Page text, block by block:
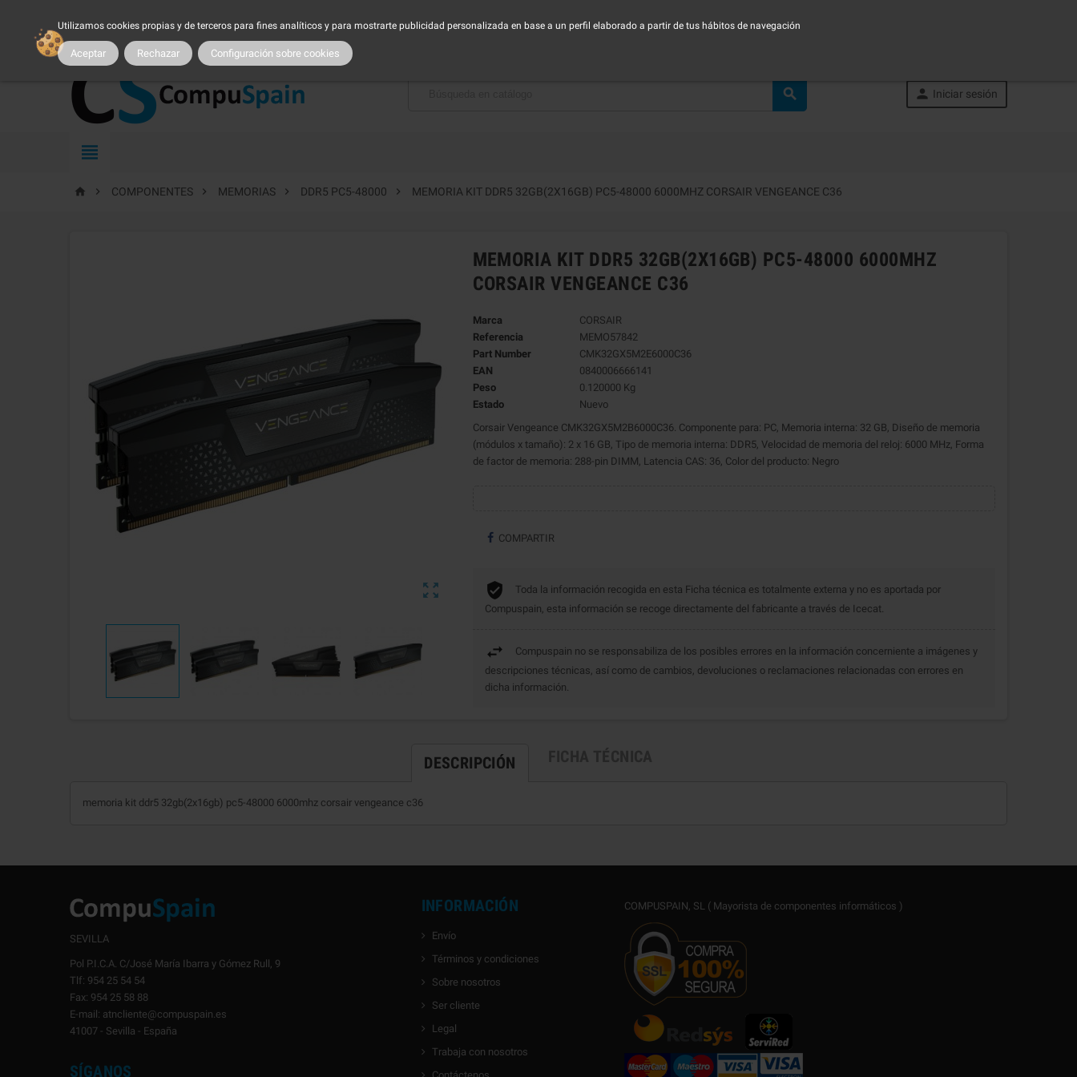
Utilizamos cookies propias y de terceros para fines analíticos y para mostrarte publicidad personalizada en base a un perfil elaborado a partir de tus hábitos de navegación
Aceptar Rechazar Configuración sobre cookies
MI CUENTA| MARCAS |PROMOCIONES | SER CLIENTE TRABAJA CON NOSOTROS
  Iniciar sesión

  COMPONENTES  MEMORIAS  DDR5 PC5-48000  MEMORIA KIT DDR5 32GB(2X16GB) PC5-48000 6000MHZ CORSAIR VENGEANCE C36

MEMORIA KIT DDR5 32GB(2X16GB) PC5-48000 6000MHZ
CORSAIR VENGEANCE C36
Marca
CORSAIR
Referencia
MEMO57842
Part Number
CMK32GX5M2E6000C36
EAN
0840006666141
Peso
0.120000 Kg
Estado
Nuevo
Corsair Vengeance CMK32GX5M2B6000C36. Componente para: PC, Memoria interna: 32 GB, Diseño de memoria
(módulos x tamaño): 2 x 16 GB, Tipo de memoria interna: DDR5, Velocidad de memoria del reloj: 6000 MHz, Forma
de factor de memoria: 288-pin DIMM, Latencia CAS: 36, Color del producto: Negro
COMPARTIR
Toda la información recogida en esta Ficha técnica es totalmente externa y no es aportada por
Compuspain, esta información se recoge directamente del fabricante a través de Icecat.
Compuspain no se responsabiliza de los posibles errores en la información concerniente a imágenes y
descripciones técnicas, así como de cambios, devoluciones o reclamaciones relacionadas con errores en
dicha información.
DESCRIPCIÓN
memoria kit ddr5 32gb(2x16gb) pc5-48000 6000mhz corsair vengeance c36
SEVILLA
Pol P.I.C.A. C/José María Ibarra y Gómez Rull, 9
Tlf: 954 25 54 54
Fax: 954 25 58 88
E-mail: atncliente@compuspain.es
41007 - Sevilla - España
SÍGANOS
INFORMACIÓN
Envío
Términos y condiciones
Sobre nosotros
Ser cliente
Legal
Trabaja con nosotros
COMPUSPAIN, SL ( Mayorista de componentes informáticos )